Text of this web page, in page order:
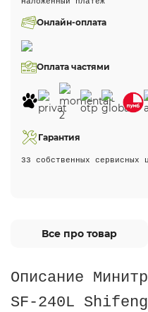
Онлайн-оплата
Оплата частями
Гарантия
33 собственных сервисных
Все про товар
Описание
SF-240L Shifeng